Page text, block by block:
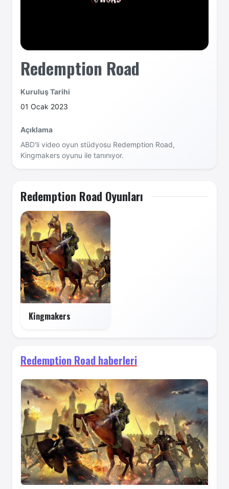
Redemption Road
Kuruluş Tarihi
01 Ocak 2023
Açıklama
ABD'li video oyun stüdyosu Redemption Road,
Kingmakers oyunu ile tanınıyor.
Redemption Road Oyunları
Kingmakers
Redemption Road haberleri